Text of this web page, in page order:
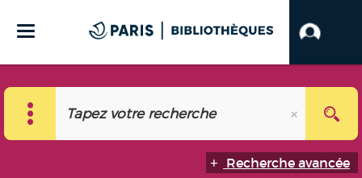
Recherche avancée